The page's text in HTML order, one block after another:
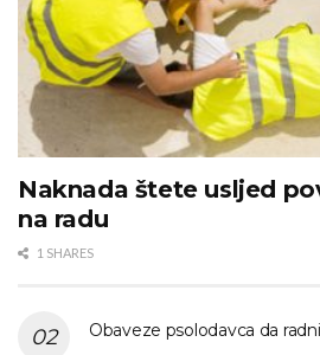
Naknada štete usljed
na radu
1 SHARES
Obaveze psolodavca da